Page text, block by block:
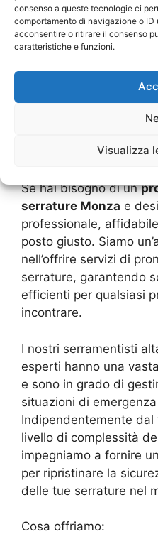
consenso a queste tecnologie ci
comportamento di navigazione o ID
acconsentire o ritirare il consenso
caratteristiche e funzioni.
Visualizza
Pronto
Monza
Serrature Monza
Se hai bisogno di un
serrature Monza e
professionale,
posto giusto. Siamo
nell’offrire servizi di
serrature, garantendo
efficienti per qualsiasi
incontrare.
I nostri serramentisti
esperti hanno una
e sono in grado di
situazioni di
Indipendentemente
livello di complessità
impegniamo a fornire
per ripristinare la
delle tue serrature nel
Cosa offriamo: